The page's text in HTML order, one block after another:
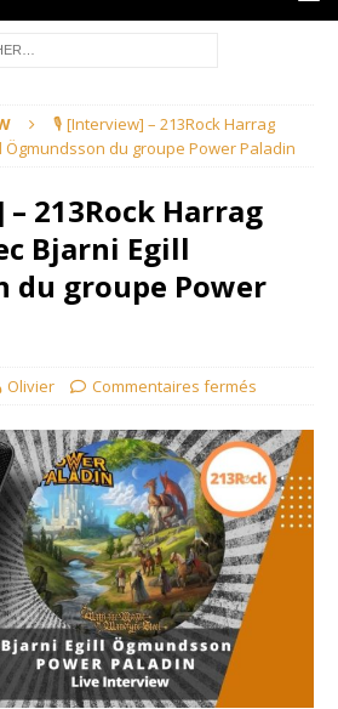
🎙 [Interview] – 213Rock Harrag
Ögmundsson du groupe Power Paladin
213Rock Harrag
Bjarni Egill
du groupe Power
Olivier Commentaires fermés